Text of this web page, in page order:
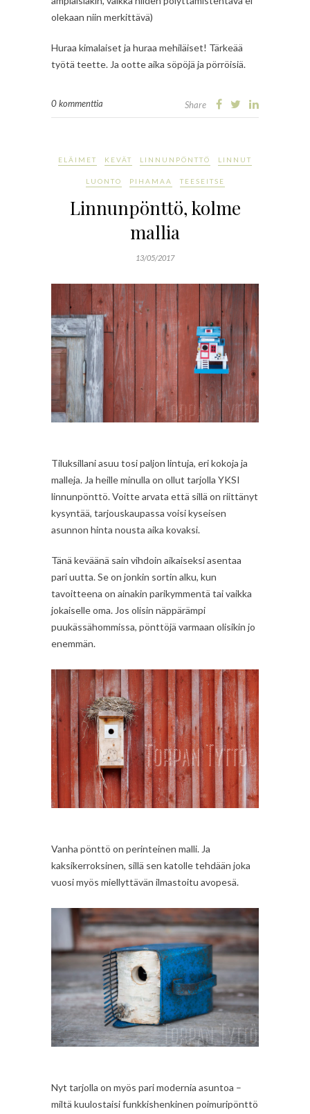
olekaan niin merkittävä)
Huraa kimalaiset ja huraa mehiläiset! Tärkeää
työtä teette. Ja ootte aika söpöjä ja pörröisiä.
0 kommenttia Share
ELÄIMET KEVÄT LINNUNPÖNTTÖ LINNUT
LUONTO PIHAMAA TEESEITSE
Linnunpönttö, kolme
mallia
13/05/2017
Tiluksillani asuu tosi paljon lintuja, eri kokoja ja
malleja. Ja heille minulla on ollut tarjolla YKSI
linnunpönttö. Voitte arvata että sillä on riittänyt
kysyntää, tarjouskaupassa voisi kyseisen
asunnon hinta nousta aika kovaksi.
Tänä keväänä sain vihdoin aikaiseksi asentaa
pari uutta. Se on jonkin sortin alku, kun
tavoitteena on ainakin parikymmentä tai vaikka
jokaiselle oma. Jos olisin näppärämpi
puukässähommissa, pönttöjä varmaan olisikin jo
enemmän.
Vanha pönttö on perinteinen malli. Ja
kaksikerroksinen, sillä sen katolle tehdään joka
vuosi myös miellyttävän ilmastoitu avopesä.
Nyt tarjolla on myös pari modernia asuntoa –
miltä kuulostaisi funkkishenkinen poimuripönttö